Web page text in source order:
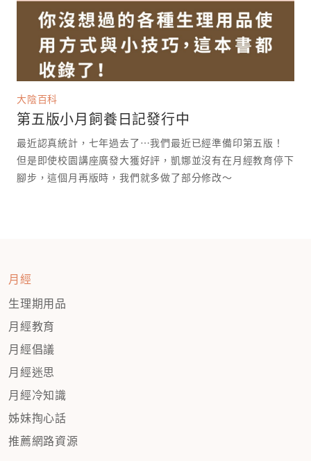
大陰百科
第五版小月飼養日記發行中
最近認真統計，七年過去了⋯我們最近已經準備印第五版！
但是即使校園講座廣發大獲好評，凱娜並沒有在月經教育停下
腳步，這個月再版時，我們就多做了部分修改～
月經
生理期用品
月經教育
月經倡議
月經迷思
月經冷知識
姊妹掏心話
推薦網路資源